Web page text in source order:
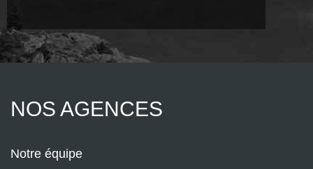
NOS AGENCES
Notre équipe